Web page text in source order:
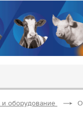
и оборудование